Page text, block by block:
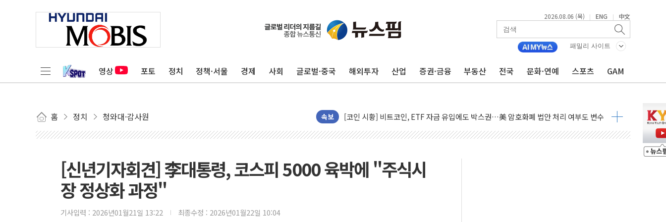
2026.08.06 (목) | ENG | 中文
패밀리 사이트
영상 포토 정치 정책·서울 경제 사회 글로벌·중국 해외투자 산업 증권·금융 부동산 전국 문화·연예 스포츠 GAM
홈 정치 청와대·감사원 속보
해군과 함께하는 '불금전파, 송정' 시즌2
[코인 시황] 비트코인, ETF 자금 유입에도 박스권…美 암호화폐 법안 처리 여부도 변수
[르포] 39도 폭염 속 잠실 개표소 시위 '62일째'..."대부분 여기서 상주"
빚투·레버리지 줄었지만, 반도체 두 종목에 코스피 '휘청'
양주 가전제품 창고서 화재…차량 3대·건물 1동 전소
[신년기자회견] 李대통령, 코스피 5000 육박에 "주식시
장 정상화 과정"
기사입력 : 2026년01월21일 13:22 최종수정 : 2026년01월22일 10:04